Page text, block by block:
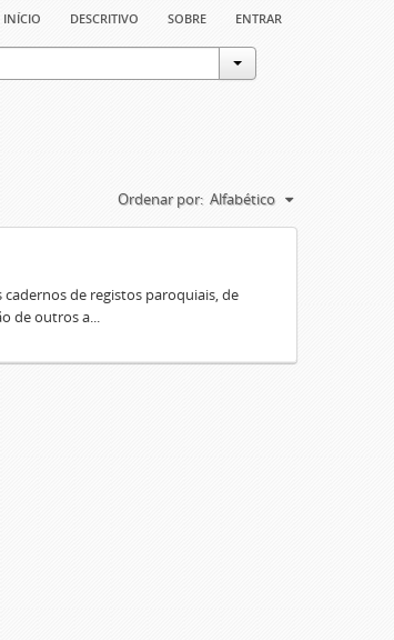
início descritivo sobre entrar
Ordenar por: Alfabético
de registos paroquiais, de
de outros a...